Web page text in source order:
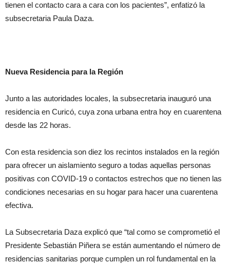
tienen el contacto cara a cara con los pacientes”, enfatizó la
subsecretaria Paula Daza.
Nueva Residencia para la Región
Junto a las autoridades locales, la subsecretaria inauguró una
residencia en Curicó, cuya zona urbana entra hoy en cuarentena
desde las 22 horas.
Con esta residencia son diez los recintos instalados en la región
para ofrecer un aislamiento seguro a todas aquellas personas
positivas con COVID-19 o contactos estrechos que no tienen las
condiciones necesarias en su hogar para hacer una cuarentena
efectiva.
La Subsecretaria Daza explicó que “tal como se comprometió el
Presidente Sebastián Piñera se están aumentando el número de
residencias sanitarias porque cumplen un rol fundamental en la